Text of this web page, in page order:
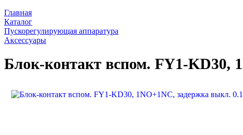
Главная
Каталог
Пускорегулирующая аппаратура
Аксессуары
Блок-контакт вспом. FY1-KD30,